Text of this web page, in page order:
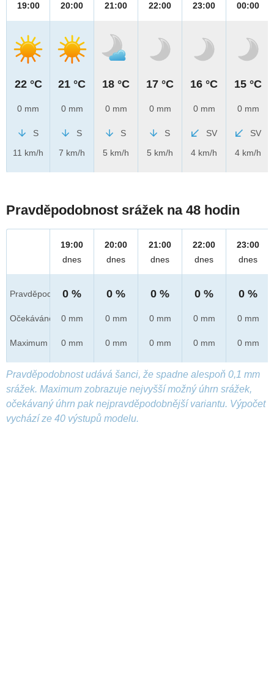
19:00
22 °C
0 mm
S
11 km/h
20:00
21 °C
0 mm
S
7 km/h
21:00
18 °C
0 mm
S
5 km/h
22:00
17 °C
0 mm
S
5 km/h
23:00
16 °C
0 mm
SV
4 km/h
00:00
15 °C
0 mm
SV
4 km/h
Pravděpodobnost srážek na 48 hodin
Pravděpod.
Očekáváno
Maximum
19:00
dnes
0 %
0 mm
0 mm
20:00
dnes
0 %
0 mm
0 mm
21:00
dnes
0 %
0 mm
0 mm
22:00
dnes
0 %
0 mm
0 mm
23:00
dnes
0 %
0 mm
0 mm
Pravděpodobnost udává šanci, že spadne alespoň 0,1 mm
srážek. Maximum zobrazuje nejvyšší možný úhrn srážek,
očekávaný úhrn pak nejpravděpodobnější variantu. Výpočet
vychází ze 40 výstupů modelu.